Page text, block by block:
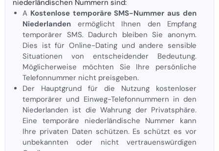
niederländischen Nummern sind:
A Kostenlose temporäre SMS-Nummer aus den
Niederlanden ermöglicht Ihnen den Empfang
temporärer SMS. Dadurch bleiben Sie anonym.
Dies ist für Online-Dating und andere sensible
Situationen von entscheidender Bedeutung.
Möglicherweise möchten Sie Ihre persönliche
Telefonnummer nicht preisgeben.
Der Hauptgrund für die Nutzung kostenloser
temporärer und Einweg-Telefonnummern in den
Niederlanden ist die Wahrung der Privatsphäre.
Eine temporäre niederländische Nummer kann
Ihre privaten Daten schützen. Es schützt es vor
unbekannten oder nicht vertrauenswürdigen